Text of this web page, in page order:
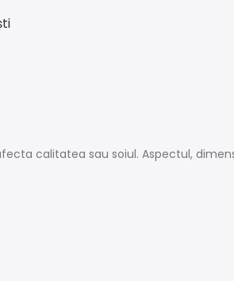
calitatea sau soiul. Aspectul,